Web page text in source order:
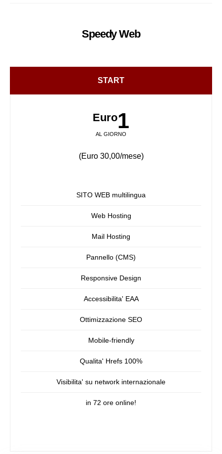
SpeedyWeb
START
Euro1
AL GIORNO
(Euro 30,00/mese)
SITO WEB multilingua
Web Hosting
Mail Hosting
Pannello (CMS)
Responsive Design
Accessibilita' EAA
Ottimizzazione SEO
Mobile-friendly
Qualita' Hrefs 100%
Visibilita' su network internazionale
in 72 ore online!